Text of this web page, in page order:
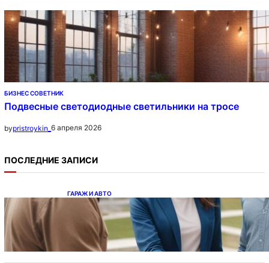
БИЗНЕС СОВЕТНИК
Подвесные светодиодные светильники на тросе
bypristroykin_ 6 апреля 2026
ПОСЛЕДНИЕ ЗАПИСИ
ГАРАЖ И АВТО
Ипотека на новостройки при оформлении
напрямую у застройщика